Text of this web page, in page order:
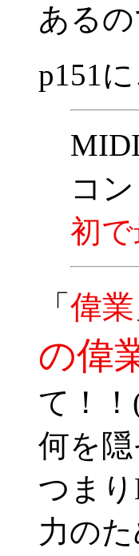
あるの
p151
コ
初
「 偉業
の偉
て！！
何を
つま
力の